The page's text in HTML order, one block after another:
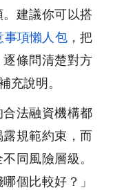
建議你可以搭
事項懶人包，把
條問清楚對方
充說明。
法融資機構都
規範約束，而
同風險層級。
個比較好？」